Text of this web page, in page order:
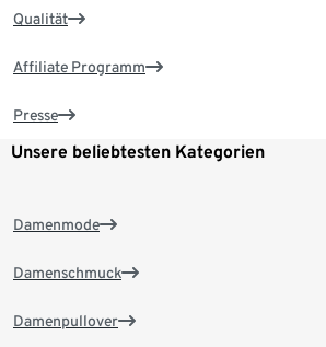
Qualität
Affiliate Programm
Presse
Unsere beliebtesten Kategorien
Damenmode
Damenschmuck
Damenpullover